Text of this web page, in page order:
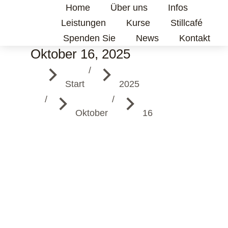
Home Über uns
Infos
Leistungen
Kurse
Stillcafé
Spenden Sie
News Kontakt
Oktober 16, 2025
Sie befinden sich hier:
Start
2025
Oktober 16